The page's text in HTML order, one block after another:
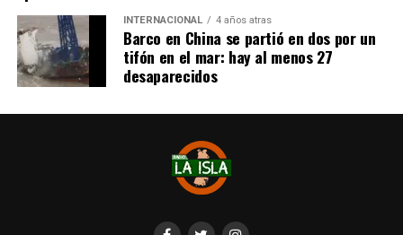
Instagram, Dante_contra_duchenne
Fernando Jara (padre)
19.968.680-1
Banco Falabella, cuenta corriente
11510154944
fernandokine1998@gmail.com
INTERNACIONAL 4 años atras
Barco en China se partió en dos por un
tifón en el mar: hay al menos 27
desaparecidos